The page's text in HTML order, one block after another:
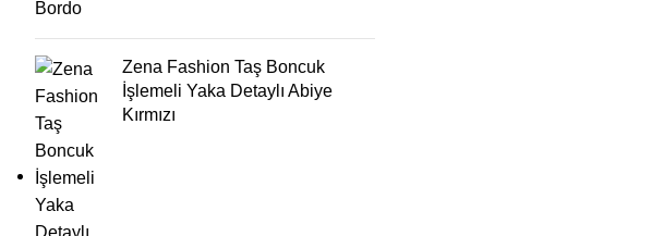
Zena Fashion Taş Boncuk
İşlemeli Yaka Detaylı Abiye
Kırmızı